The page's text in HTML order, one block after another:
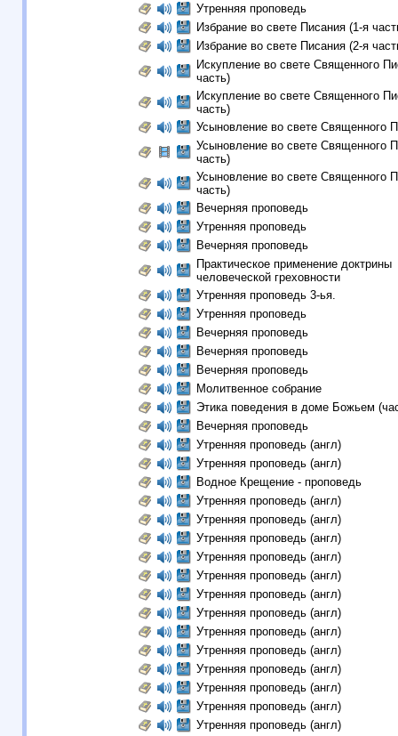
Утренняя проповедь
Избрание во свете Писания (1-я
Избрание во свете Писания (2-я
Искупление во свете Священного
часть)
Искупление во свете Священного
часть)
Усыновление во свете Священного
Усыновление во свете Священного
часть)
Усыновление во свете Священного
часть)
Вечерняя проповедь
Утренняя проповедь
Вечерняя проповедь
Практическое применение доктрины
человеческой греховности
Утренняя проповедь 3-ья.
Утренняя проповедь
Вечерняя проповедь
Вечерняя проповедь
Вечерняя проповедь
Молитвенное собрание
Этика поведения в доме Божьем
Вечерняя проповедь
Утренняя проповедь (англ)
Утренняя проповедь (англ)
Водное Крещение - проповедь
Утренняя проповедь (англ)
Утренняя проповедь (англ)
Утренняя проповедь (англ)
Утренняя проповедь (англ)
Утренняя проповедь (англ)
Утренняя проповедь (англ)
Утренняя проповедь (англ)
Утренняя проповедь (англ)
Утренняя проповедь (англ)
Утренняя проповедь (англ)
Утренняя проповедь (англ)
Утренняя проповедь (англ)
Утренняя проповедь (англ)